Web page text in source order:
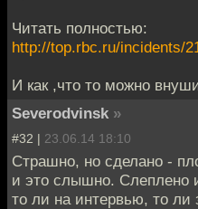
Читать полностью:
http://top.rbc.ru/incidents/
И как ,что то можно
Severodvinsk »
#32 | 23.06.14 18:10
Страшно, но сделано -
и это слышно. Слеплено
то ли на интервью, то ли